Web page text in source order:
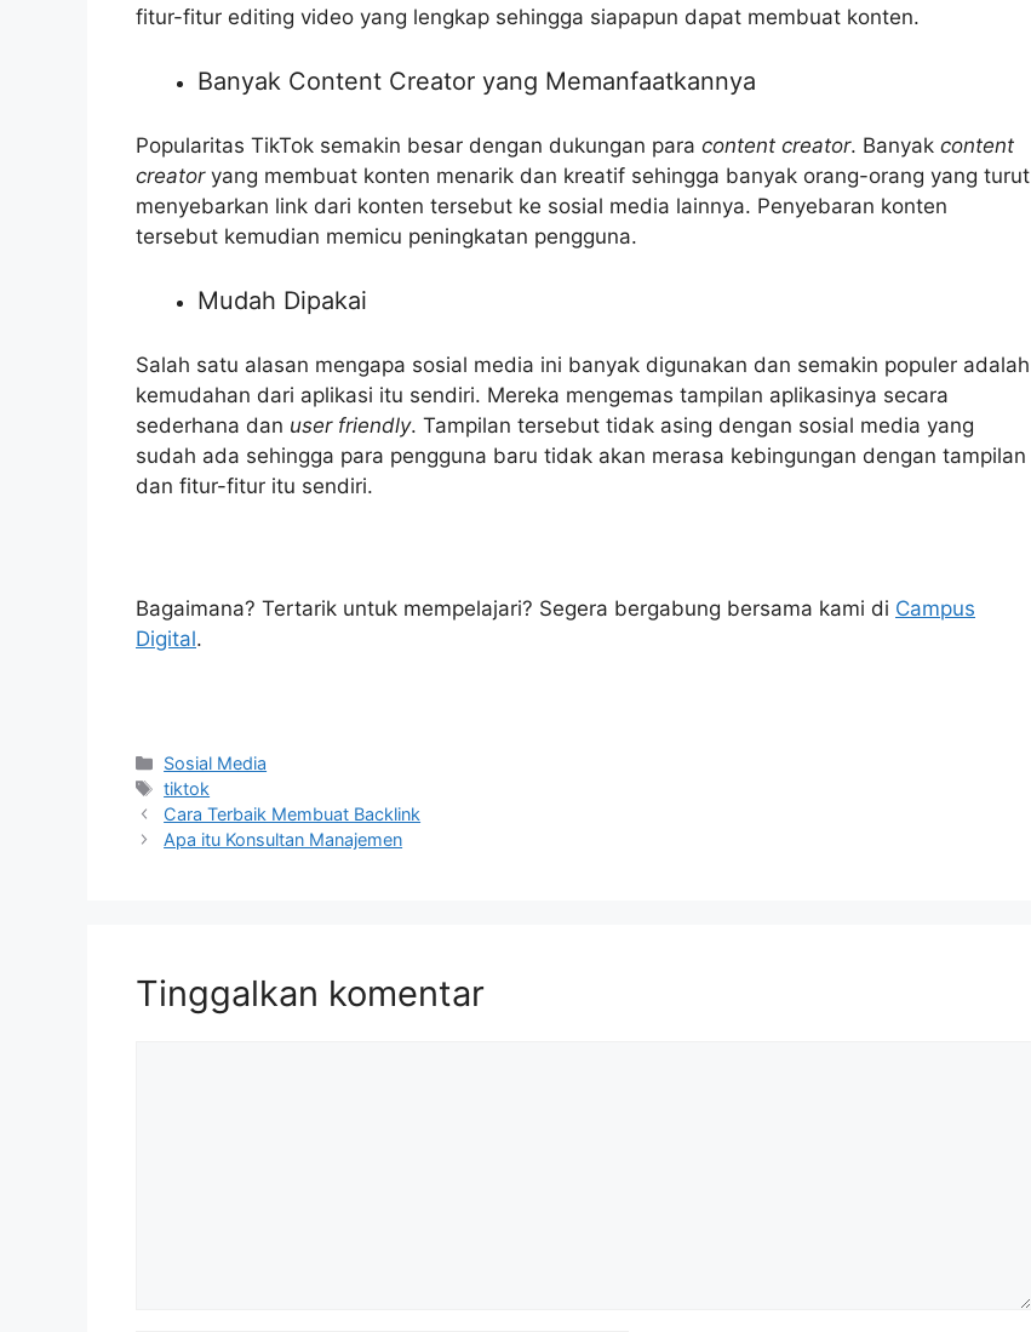
fitur-fitur editing video yang lengkap sehingga siapapun dapat membuat konten.
Banyak Content Creator yang Memanfaatkannya
Popularitas TikTok semakin besar dengan dukungan para content creator. Banyak content
creator yang membuat konten menarik dan kreatif sehingga banyak orang-orang yang turut
menyebarkan link dari konten tersebut ke sosial media lainnya. Penyebaran konten
tersebut kemudian memicu peningkatan pengguna.
Mudah Dipakai
Salah satu alasan mengapa sosial media ini banyak digunakan dan semakin populer adalah
kemudahan dari aplikasi itu sendiri. Mereka mengemas tampilan aplikasinya secara
sederhana dan user friendly. Tampilan tersebut tidak asing dengan sosial media yang
sudah ada sehingga para pengguna baru tidak akan merasa kebingungan dengan tampilan
dan fitur-fitur itu sendiri.
Bagaimana? Tertarik untuk mempelajari? Segera bergabung bersama kami di Campus
Digital.
Kategori
Sosial Media
Tag
tiktok
Cara Terbaik Membuat Backlink
Apa itu Konsultan Manajemen
Tinggalkan komentar